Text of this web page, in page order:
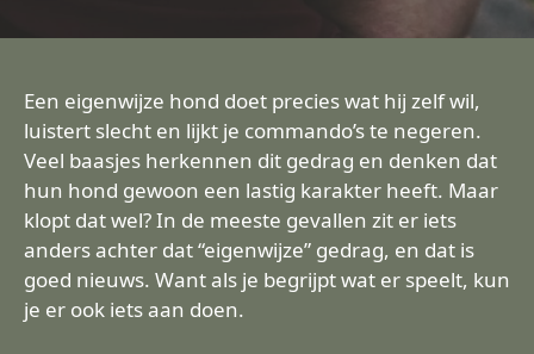
Een eigenwijze hond doet precies wat hij zelf wil,
luistert slecht en lijkt je commando’s te negeren.
Veel baasjes herkennen dit gedrag en denken dat
hun hond gewoon een lastig karakter heeft. Maar
klopt dat wel? In de meeste gevallen zit er iets
anders achter dat “eigenwijze” gedrag, en dat is
goed nieuws. Want als je begrijpt wat er speelt, kun
je er ook iets aan doen.